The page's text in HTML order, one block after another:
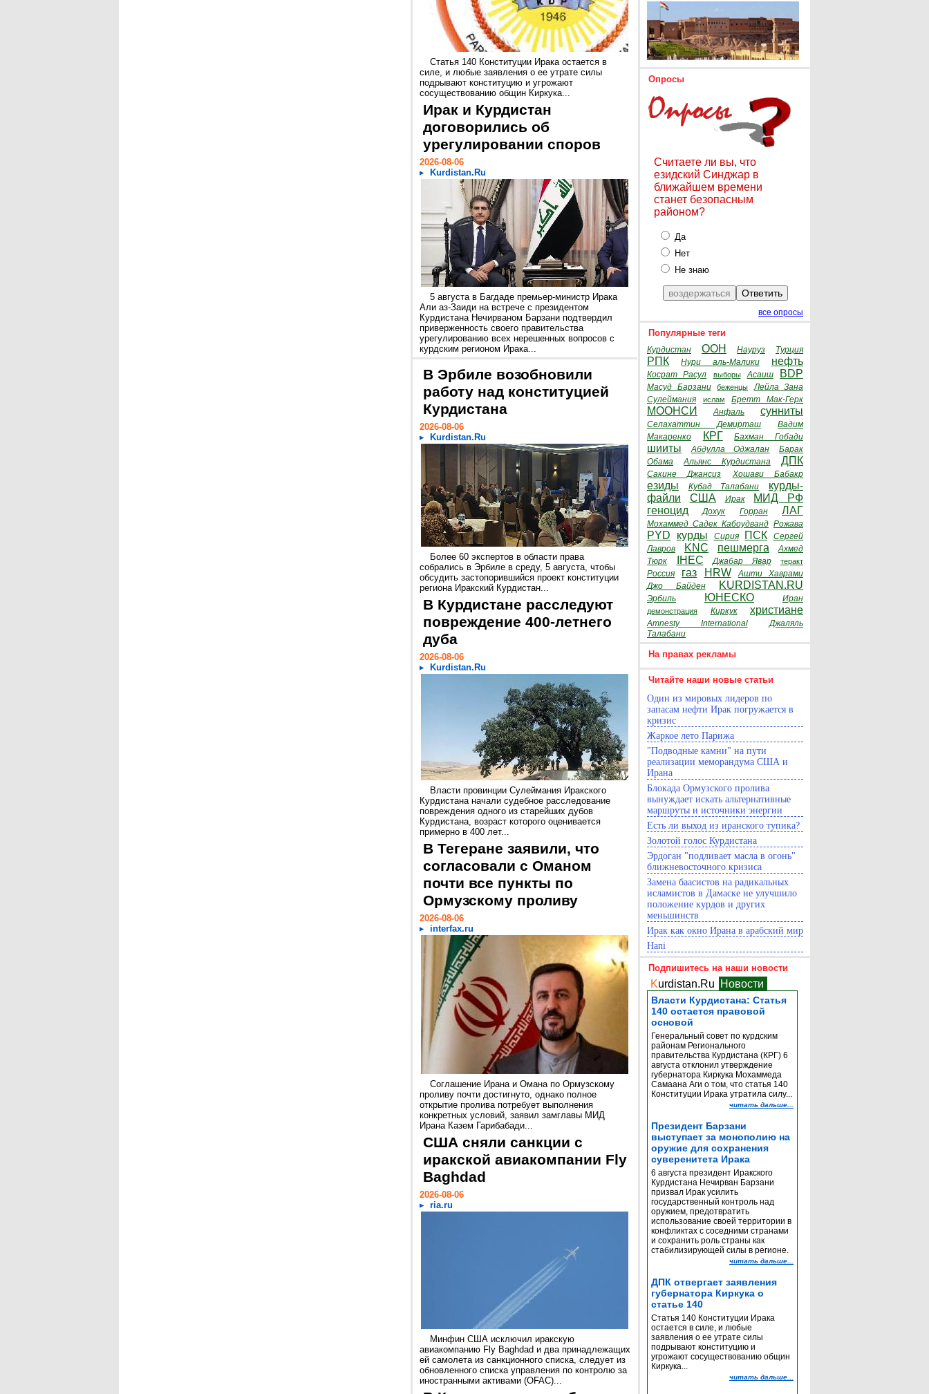
Статья 140 Конституции Ирака остается в
силе, и любые заявления о ее утрате силы
подрывают конституцию и угрожают
сосуществованию общин Киркука...
Ирак и Курдистан
договорились об
урегулировании споров
2026-08-06
Kurdistan.Ru
5 августа в Багдаде премьер-министр Ирака
Али аз-Заиди на встрече с президентом
Курдистана Нечирваном Барзани подтвердил
приверженность своего правительства
урегулированию всех нерешенных вопросов с
курдским регионом Ирака...
В Эрбиле возобновили
работу над конституцией
Курдистана
2026-08-06
Kurdistan.Ru
Более 60 экспертов в области права
собрались в Эрбиле в среду, 5 августа, чтобы
обсудить застопорившийся проект конституции
региона Иракский Курдистан...
В Курдистане расследуют
повреждение 400-летнего
дуба
2026-08-06
Kurdistan.Ru
Власти провинции Сулеймания Иракского
Курдистана начали судебное расследование
повреждения одного из старейших дубов
Курдистана, возраст которого оценивается
примерно в 400 лет...
В Тегеране заявили, что
согласовали с Оманом
почти все пункты по
Ормузскому проливу
2026-08-06
interfax.ru
Соглашение Ирана и Омана по Ормузскому
проливу почти достигнуто, однако полное
открытие пролива потребует выполнения
конкретных условий, заявил замглавы МИД
Ирана Казем Гарибабади...
США сняли санкции с
иракской авиакомпании Fly
Baghdad
2026-08-06
ria.ru
Минфин США исключил иракскую
авиакомпанию Fly Baghdad и два принадлежащих
ей самолета из санкционного списка, следует из
обновленного списка управления по контролю за
иностранными активами (OFAC)...
Опросы
Считаете ли вы, что
езидский Синджар в
ближайшем времени
станет безопасным
районом?
Да
Нет
Не знаю
все опросы
Популярные теги
Курдистан ООН Науруз Турция
РПК Нури аль-Малики нефть
Косрат Расул выборы Асаиш BDP
Масуд Барзани беженцы
Лейла Зана
Сулеймания
ислам Бретт Мак-Герк
МООНСИ Анфаль сунниты
Селахаттин Демирташ
Вадим
Макаренко
КРГ Бахман Гобади
шииты Абдулла Оджалан
Барак
Обама
Альянс Курдистана ДПК
Сакине Джансиз Хошави Бабакр
езиды Кубад Талабани
курды-
файли
США Ирак
МИД РФ
геноцид
Дохук Горран ЛАГ
Мохаммед Садек Кабоудванд Рожава
PYD курды Сирия ПСК
Сергей
Лавров
KNC пешмерга
Ахмед
Тюрк
IHEC Джабар Явар теракт
Россия газ HRW
Ашти Хаврами
Джо Байден
KURDISTAN.RU
Эрбиль ЮНЕСКО Иран
демонстрация Киркук христиане
Amnesty International
Джаляль
Талабани
На правах рекламы
Читайте наши новые статьи
Один из мировых лидеров по
запасам нефти Ирак погружается в
кризис
Жаркое лето Парижа
"Подводные камни" на пути
реализации меморандума США и
Ирана
Блокада Ормузского пролива
вынуждает искать альтернативные
маршруты и источники энергии
Есть ли выход из иранского тупика?
Золотой голос Курдистана
Эрдоган "подливает масла в огонь"
ближневосточного кризиса
Замена баасистов на радикальных
исламистов в Дамаске не улучшило
положение курдов и других
меньшинств
Ирак как окно Ирана в арабский мир
Hani
Подпишитесь на наши новости
Kurdistan.Ru Новости
Власти Курдистана: Статья
140 остается правовой
основой
Генеральный совет по курдским
районам Регионального
правительства Курдистана (КРГ) 6
августа отклонил утверждение
губернатора Киркука Мохаммеда
Самаана Аги о том, что статья 140
Конституции Ирака утратила силу...
читать дальше...
Президент Барзани
выступает за монополию на
оружие для сохранения
суверенитета Ирака
6 августа президент Иракского
Курдистана Нечирван Барзани
призвал Ирак усилить
государственный контроль над
оружием, предотвратить
использование своей территории в
конфликтах с соседними странами
и сохранить роль страны как
стабилизирующей силы в регионе.
читать дальше...
ДПК отвергает заявления
губернатора Киркука о
статье 140
Статья 140 Конституции Ирака
остается в силе, и любые
заявления о ее утрате силы
подрывают конституцию и
угрожают сосуществованию общин
Киркука...
читать дальше...